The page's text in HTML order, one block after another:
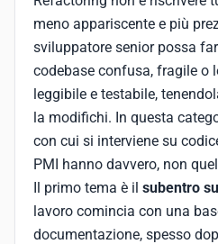
meno appariscente e più
sviluppatore senior possa
codebase confusa, fragile o
leggibile e testabile,
la modifichi. In questa
con cui si interviene su
PMI hanno davvero, non
Il primo tema è il subentro
lavoro comincia con una
documentazione, spesso